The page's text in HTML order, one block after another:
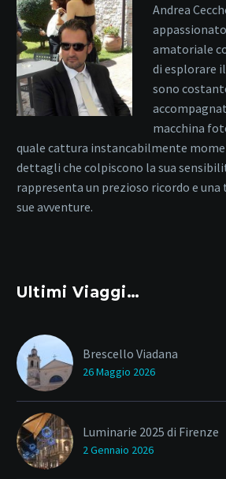
Andrea
amatoriale
di esplorare
sono
macchina
quale cattura instancabilmente
dettagli che colpiscono la sua
rappresenta un prezioso ricordo e
sue avventure.
Ultimi Viaggi…
Brescello Viadana
26 Maggio 2026
Luminarie 2025 di Firenze
2 Gennaio 2026